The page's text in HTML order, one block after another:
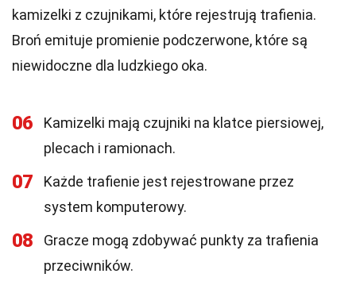
kamizelki z czujnikami, które rejestrują trafienia.
Broń emituje promienie podczerwone, które są
niewidoczne dla ludzkiego oka.
06
Kamizelki mają czujniki na klatce piersiowej,
plecach i ramionach.
07
Każde trafienie jest rejestrowane przez
system komputerowy.
08
Gracze mogą zdobywać punkty za trafienia
przeciwników.